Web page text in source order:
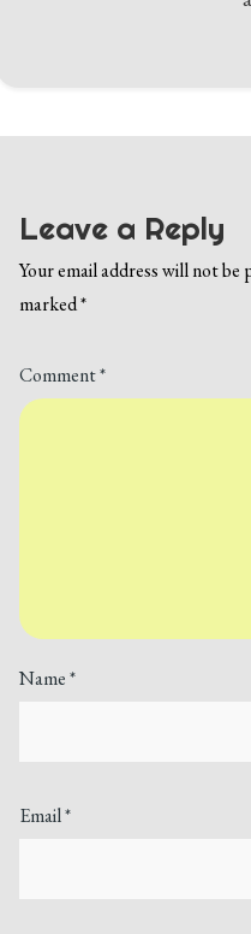
Leave a Reply
Your email address will not be
marked*
Comment*
Name*
Email*